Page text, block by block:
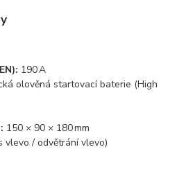
190 A
olověná startovací baterie (High
150 × 90 × 180 mm
vlevo / odvětrání vlevo)